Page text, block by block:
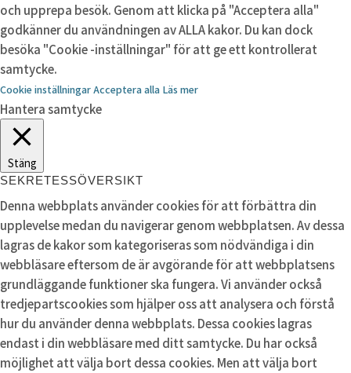
och upprepa besök. Genom att klicka på "Acceptera alla"
godkänner du användningen av ALLA kakor. Du kan dock
besöka "Cookie -inställningar" för att ge ett kontrollerat
samtycke.
Cookie inställningarAcceptera alla Läs mer
Hantera samtycke
Stäng
SEKRETESSÖVERSIKT
Denna webbplats använder cookies för att förbättra din
upplevelse medan du navigerar genom webbplatsen. Av dessa
lagras de kakor som kategoriseras som nödvändiga i din
webbläsare eftersom de är avgörande för att webbplatsens
grundläggande funktioner ska fungera. Vi använder också
tredjepartscookies som hjälper oss att analysera och förstå
hur du använder denna webbplats. Dessa cookies lagras
endast i din webbläsare med ditt samtycke. Du har också
möjlighet att välja bort dessa cookies. Men att välja bort